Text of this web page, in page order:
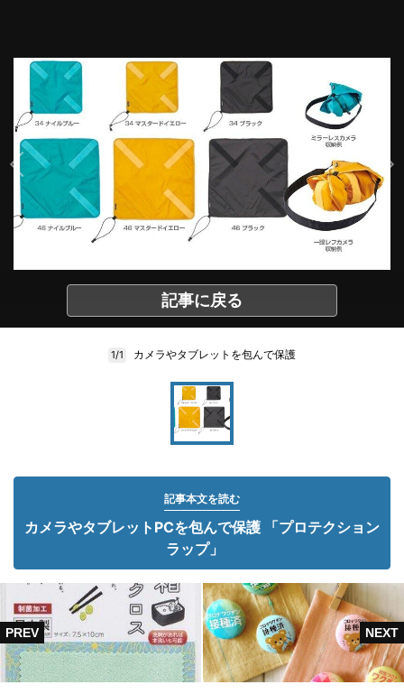
記事に戻る
1/1 カメラやタブレットを包んで保護
記事本文を読む
カメラやタブレットPCを包んで保護 「プロテクション
ラップ」